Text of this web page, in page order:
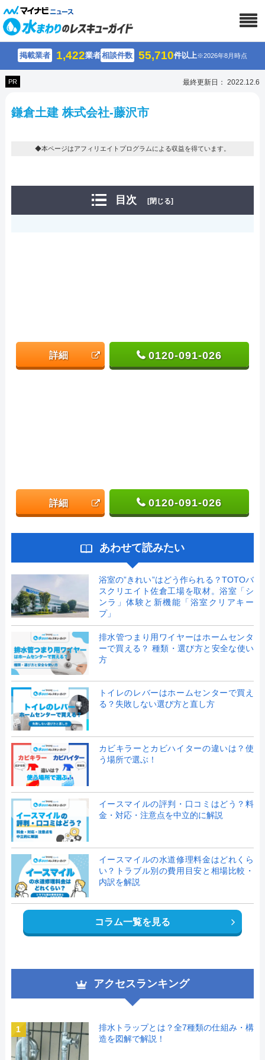
掲載業者 1,422業者相談件数 55,710件以上※2026年8月時点
PR 最終更新日： 2022.12.6
鎌倉土建 株式会社-藤沢市
◆本ページはアフィリエイトプログラムによる収益を得ています。
目次 [閉じる]
詳細 0120-091-026
詳細 0120-091-026
あわせて読みたい
浴室の”きれい”はどう作られる？TOTOバ
スクリエイト佐倉工場を取材。浴室「シ
ンラ」体験と新機能「浴室クリアキー
プ」
排水管つまり用ワイヤーはホームセンタ
ーで買える？ 種類・選び方と安全な使い
方
トイレのレバーはホームセンターで買え
る？失敗しない選び方と直し方
カビキラーとカビハイターの違いは？使
う場所で選ぶ！
イースマイルの評判・口コミはどう？料
金・対応・注意点を中立的に解説
イースマイルの水道修理料金はどれくら
い？トラブル別の費用目安と相場比較・
内訳を解説
コラム一覧を見る
アクセスランキング
1
排水トラップとは？全7種類の仕組み・構
造を図解で解説！